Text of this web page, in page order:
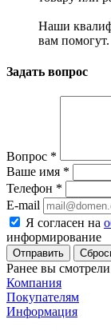
Наши
вам помогут.
Задать вопрос
Вопрос *
Ваше имя *
Телефон *
E-mail
Я согласен на
информирование
Ранее вы смотрели
Компания
Покупателям
Информация